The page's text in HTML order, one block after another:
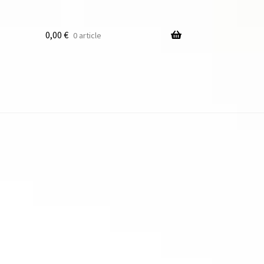
0,00 € 0 article